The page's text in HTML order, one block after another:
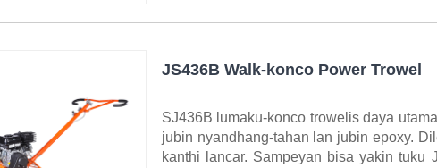
JS436B Walk-konco Power Trowel
SJ436B lumaku-konco trowelis daya
jubin nyandhang-tahan lan jubin epoxy.
kanthi lancar. Sampeyan bisa yakin tuku